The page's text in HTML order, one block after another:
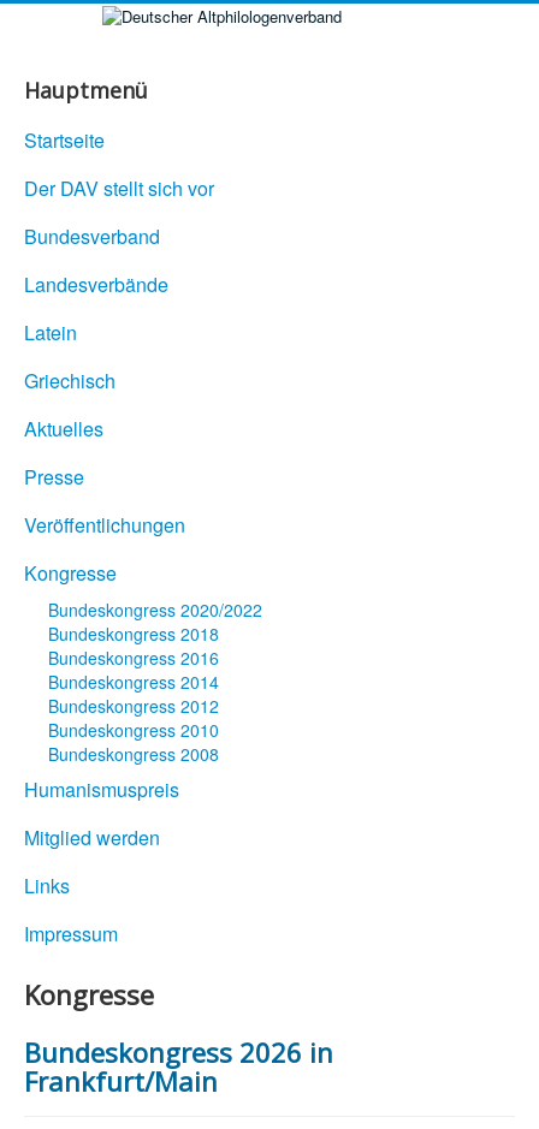
Hauptmenü
Startseite
Der DAV stellt sich vor
Bundesverband
Landesverbände
Latein
Griechisch
Aktuelles
Presse
Veröffentlichungen
Kongresse
Bundeskongress 2020/2022
Bundeskongress 2018
Bundeskongress 2016
Bundeskongress 2014
Bundeskongress 2012
Bundeskongress 2010
Bundeskongress 2008
Humanismuspreis
Mitglied werden
Links
Impressum
Kongresse
Bundeskongress 2026 in
Frankfurt/Main